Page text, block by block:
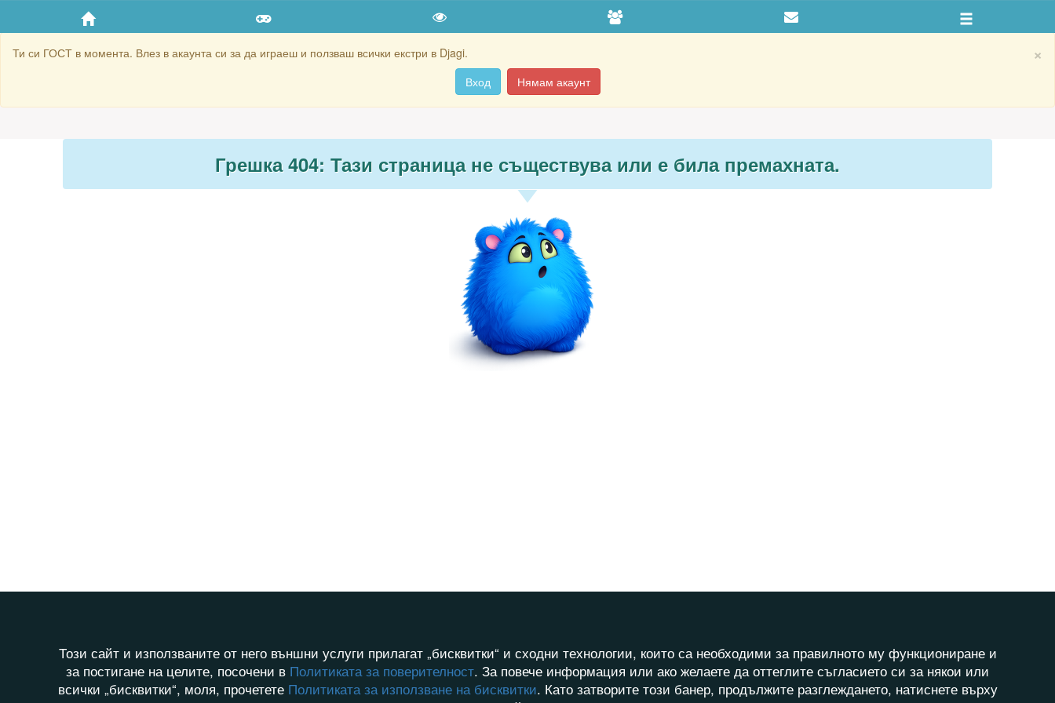
×
Ти си ГОСТ в момента. Влез в акаунта си за да играеш и ползваш всички екстри в Djagi.
Вход
Нямам акаунт
Грешка 404: Тази страница не съществува или е била премахната.
Този сайт и използваните от него външни услуги прилагат „бисквитки“ и сходни технологии, които са необходими за правилното му функциониране и
за постигане на целите, посочени в Политиката за поверителност. За повече информация или ако желаете да оттеглите съгласието си за някои или
всички „бисквитки“, моля, прочетете Политиката за използване на бисквитки. Като затворите този банер, продължите разглеждането, натиснете върху